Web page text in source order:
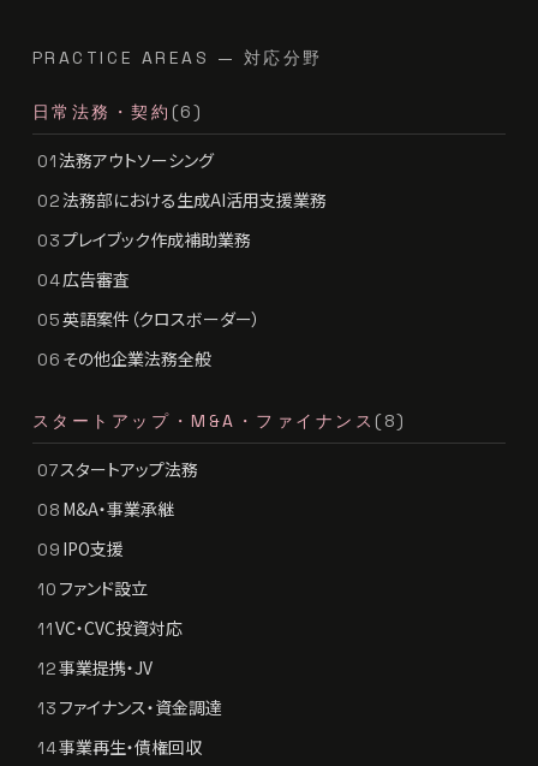
PRACTICE AREAS — 対応分野
日常法務・契約 (6)
01法務アウトソーシング
02法務部における生成AI活用支援業務
03プレイブック作成補助業務
04広告審査
05英語案件（クロスボーダー）
06 その他企業法務全般
スタートアップ・M&A・ファイナンス (8)
07スタートアップ法務
08 M&A・事業承継
09 IPO支援
10 ファンド設立
11VC・CVC投資対応
12事業提携・JV
13 ファイナンス・資金調達
14事業再生・債権回収